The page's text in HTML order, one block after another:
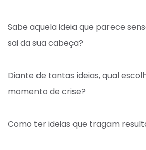
Sabe aquela ideia que parece
sai da sua cabeça?⁣
Diante de tantas ideias, qual
momento de crise?⁣
Como ter ideias que tragam